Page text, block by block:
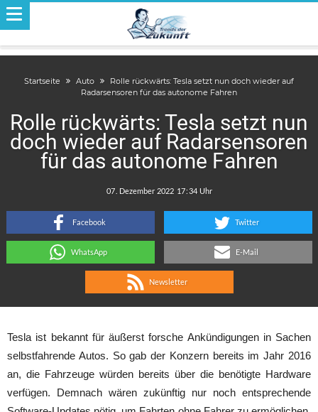
Startseite Auto
Rolle rückwärts: Tesla setzt nun doch wieder auf
Radarsensoren für das autonome Fahren
Rolle rückwärts: Tesla setzt nun
doch wieder auf Radarsensoren
für das autonome Fahren
:
Facebook Twitter
WhatsApp E-Mail
Newsletter
Tesla ist bekannt für äußerst forsche Ankündigungen in Sachen
selbstfahrende Autos. So gab der Konzern bereits im Jahr 2016
an, die Fahrzeuge würden bereits über die benötigte Hardware
verfügen. Demnach wären zukünftig nur noch entsprechende